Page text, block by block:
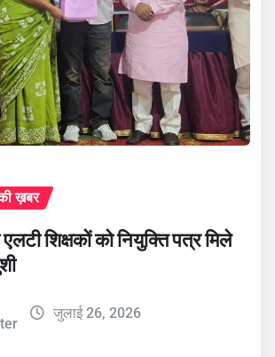
ख़बर
एलटी शिक्षकों को नियुक्ति पत्र मिले
जुलाई 26, 2026